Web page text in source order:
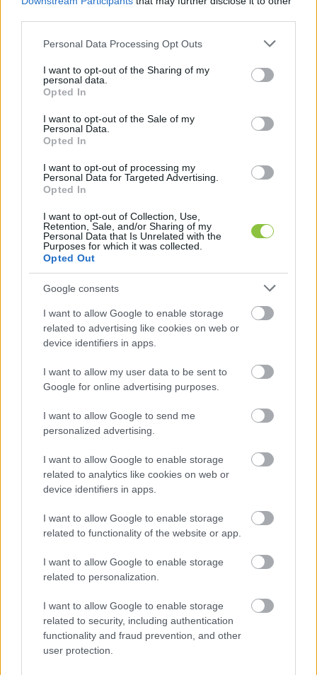
Please note that this website/app uses one or more Google
not limited to your visit or usage behaviour. You may click to
grant or deny consent to Google and its third-party tags to
use your data for below specified purposes in below Google
consent section.
Personal Data Processing Opt Outs
I want to opt-out of the Sharing of my
personal data.
Opted In
I want to opt-out of the Sale of my
Personal Data.
Opted In
I want to opt-out of processing my
Personal Data for Targeted Advertising.
Opted In
I want to opt-out of Collection, Use,
Retention, Sale, and/or Sharing of my
Personal Data that Is Unrelated with the
Purposes for which it was collected.
Opted Out
Google consents
I want to allow Google to enable storage
related to advertising like cookies on web or
device identifiers in apps.
I want to allow my user data to be sent to
Google for online advertising purposes.
I want to allow Google to send me
personalized advertising.
I want to allow Google to enable storage
related to analytics like cookies on web or
device identifiers in apps.
I want to allow Google to enable storage
related to functionality of the website or app.
I want to allow Google to enable storage
related to personalization.
I want to allow Google to enable storage
related to security, including authentication
functionality and fraud prevention, and other
user protection.
ugyanis a fekete pulóvereken megjelenik a HÖK
Hallgatói Önkormányzatának a merch-e
(márkajelzéssel ellátott terméke – a szerk.), amit a
tagjai hordanak”
Hozzátette: tudomása szerint néhány diák egy
kurzus keretein belül vett részt az eseményen,
nekik tanáruk előző nap szólt Szijjártó
Az egyetemistától megtudtuk még, hogy a
büféhez vezető folyosón egy piros szalagos
helyszínét, és kihelyezték a feliratot, hogy
zártkörű rendezvény. Biztonsági őrök is voltak a
folyosón, aki később érkezett, azt „nem invitálták